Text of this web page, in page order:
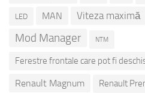
LED MAN Viteza maximă
Mod Manager NTM
Ferestre frontale care pot fi
Renault Magnum
Renault